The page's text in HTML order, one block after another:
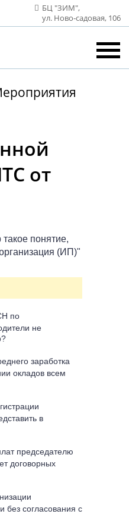
БЦ "ЗИМ",
ул. Ново‑садовая, 106
от
понятие,
(ИП)"
по
не
заработка
окладов всем
в
председателю
договорных
без согласования с